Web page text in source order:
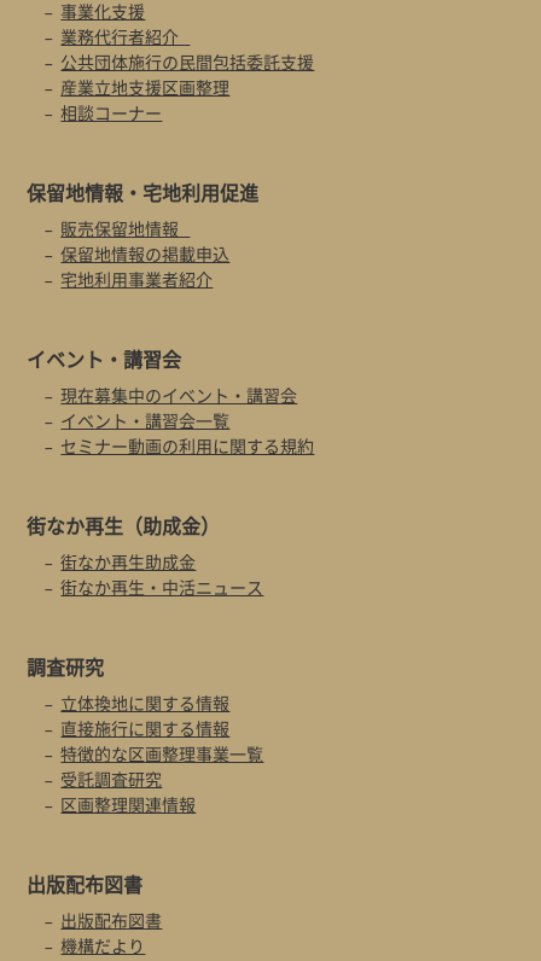
事業化支援
業務代行者紹介
公共団体施行の民間包括委託支援
産業立地支援区画整理
相談コーナー
保留地情報・ 宅地利用促進
販売保留地情報
保留地情報の掲載申込
宅地利用事業者紹介
イベント・講習会
現在募集中のイベント・講習会
イベント・講習会一覧
セミナー動画の利用に関する規約
街なか再生 （助成金）
街なか再生助成金
街なか再生・中活ニュース
調査研究
立体換地に関する情報
直接施行に関する情報
特徴的な区画整理事業一覧
受託調査研究
区画整理関連情報
出版配布図書
出版配布図書
機構だより